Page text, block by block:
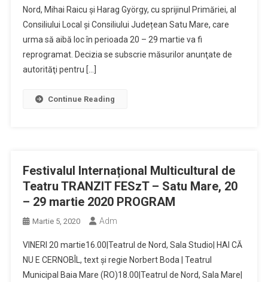
Nord, Mihai Raicu și Harag György, cu sprijinul Primăriei, al
Consiliului Local și Consiliului Județean Satu Mare, care
urma să aibă loc în perioada 20 – 29 martie va fi
reprogramat. Decizia se subscrie măsurilor anunţate de
autorităţi pentru […]
Continue Reading
Festivalul Internațional Multicultural de
Teatru TRANZIT FESzT – Satu Mare, 20
– 29 martie 2020 PROGRAM
Martie 5, 2020 Adm
VINERI 20 martie16.00|Teatrul de Nord, Sala Studio| HAI CĂ
NU E CERNOBÎL, text și regie Norbert Boda | Teatrul
Municipal Baia Mare (RO)18.00|Teatrul de Nord, Sala Mare|